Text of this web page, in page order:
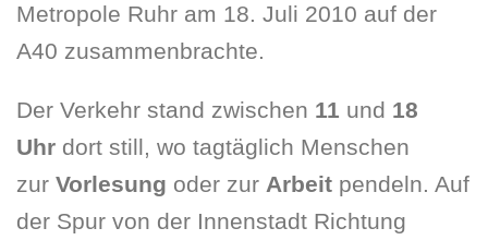
Metropole Ruhr am 18. Juli 2010 auf der
A40 zusammenbrachte.
Der Verkehr stand zwischen 11 und 18
Uhr dort still, wo tagtäglich Menschen
zur Vorlesung oder zur Arbeit pendeln. Auf
der Spur von der Innenstadt Richtung